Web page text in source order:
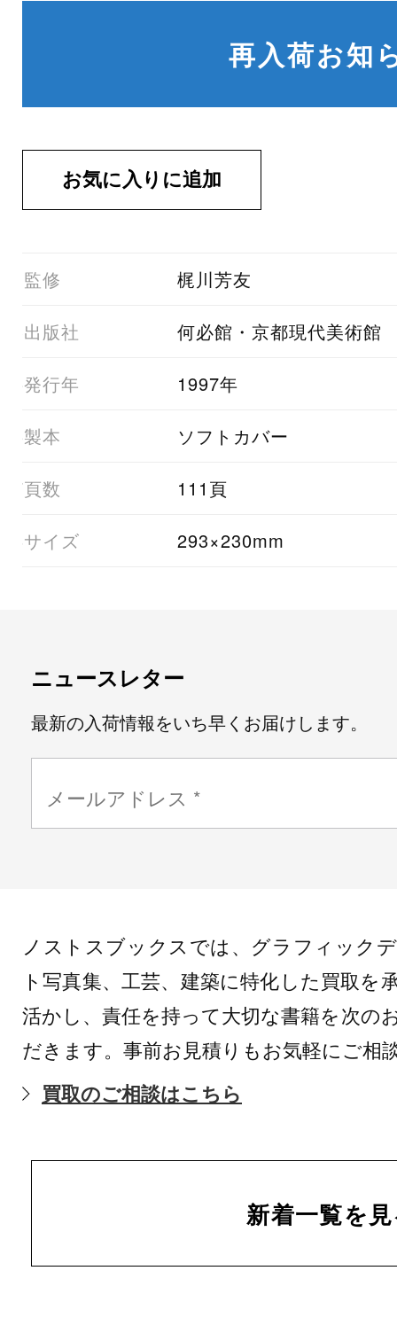
再入荷お知
01監修 梶川芳友
03出版社 何必館・京都現代美術館
05発行年 1997年
06製本 ソフトカバー
07頁数 111頁
08サイズ 293×230mm
ニュースレター
最新の入荷情報をいち早くお届けします。
ノストスブックスでは、グラフィック
ト写真集、工芸、建築に特化した買取を
活かし、責任を持って大切な書籍を次の
だきます。事前お見積りもお気軽にご相
買取のご相談はこちら
新着一覧を